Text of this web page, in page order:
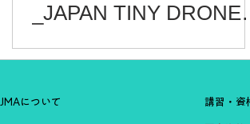
_JAPAN TINY DRONE
JMAについて 講習・資